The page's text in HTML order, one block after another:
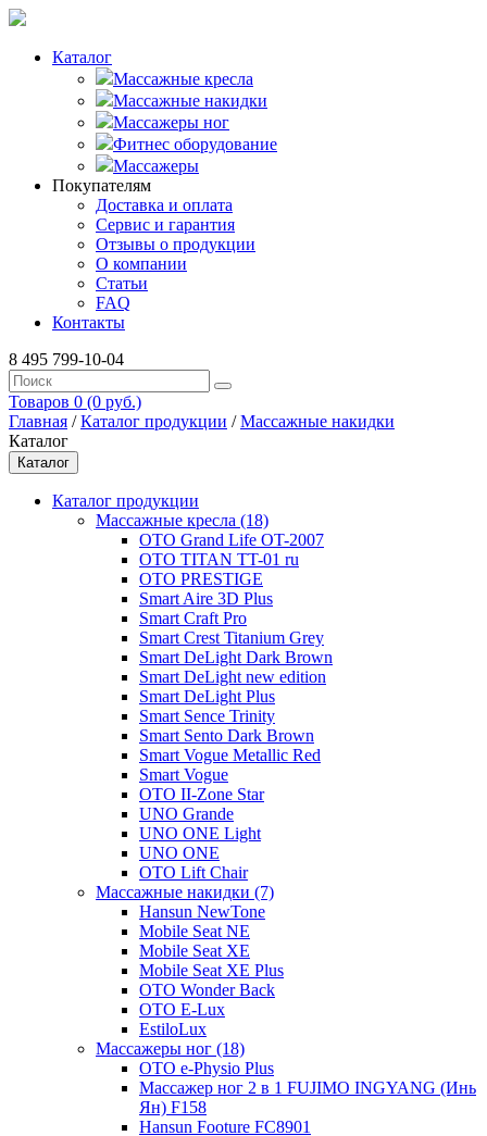
Каталог
Массажные кресла
Массажные накидки
Массажеры ног
Фитнес оборудование
Массажеры
Покупателям
Доставка и оплата
Сервис и гарантия
Отзывы о продукции
О компании
Статьи
FAQ
Контакты
8 495 799-10-04
Товаров 0 (0 руб.)
Главная /Каталог продукции /Массажные накидки
Каталог
Каталог
Каталог продукции
Массажные кресла (18)
OTO Grand Life OT-2007
OTO TITAN TT-01 ru
OTO PRESTIGE
Smart Aire 3D Plus
Smart Craft Pro
Smart Crest Titanium Grey
Smart DeLight Dark Brown
Smart DeLight new edition
Smart DeLight Plus
Smart Sence Trinity
Smart Sento Dark Brown
Smart Vogue Metallic Red
Smart Vogue
OTO II-Zone Star
UNO Grande
UNO ONE Light
UNO ONE
OTO Lift Chair
Массажные накидки (7)
Hansun NewTone
Mobile Seat NE
Mobile Seat XE
Mobile Seat XE Plus
OTO Wonder Back
OTO E-Lux
EstiloLux
Массажеры ног (18)
OTO e-Physio Plus
Массажер ног 2 в 1 FUJIMO INGYANG (Инь
Ян) F158
Hansun Footure FC8901